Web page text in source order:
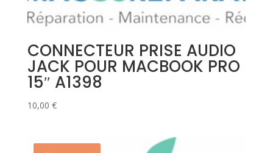
CONNECTEUR PRISE AUDIO
JACK POUR MACBOOK PRO
15″ A1398
10,00 €